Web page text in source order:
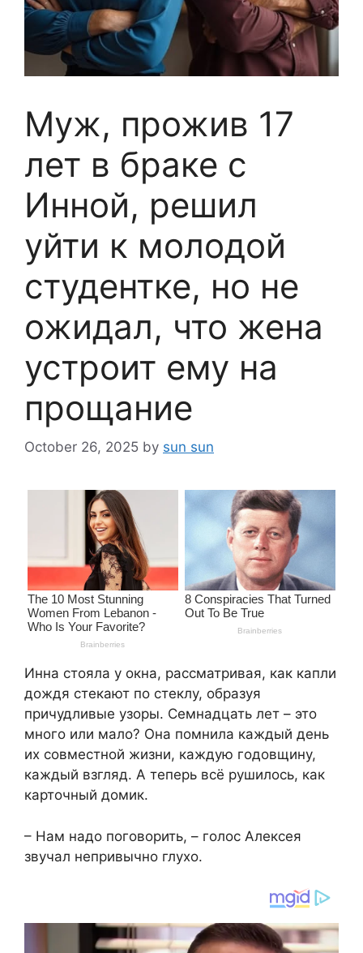
Муж, прожив 17
лет в браке с
Инной, решил
уйти к молодой
студентке, но не
ожидал, что жена
устроит ему на
прощание
October 26, 2025 by sun sun
Инна стояла у окна, рассматривая, как капли
дождя стекают по стеклу, образуя
причудливые узоры. Семнадцать лет – это
много или мало? Она помнила каждый день
их совместной жизни, каждую годовщину,
каждый взгляд. А теперь всё рушилось, как
карточный домик.
– Нам надо поговорить, – голос Алексея
звучал непривычно глухо.